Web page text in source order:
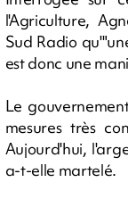
l'Agriculture,
Sud Radio
est donc une
Le
mesures très
Aujourd'hui,
a-t-elle martelé.